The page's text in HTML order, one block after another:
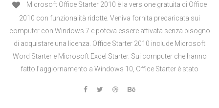
Microsoft Office Starter 2010 è la versione gratuita di Office
2010 con funzionalità ridotte. Veniva fornita precaricata sui
computer con Windows 7 e poteva essere attivata senza bisogno
di acquistare una licenza. Office Starter 2010 include Microsoft
Word Starter e Microsoft Excel Starter. Sui computer che hanno
fatto l'aggiornamento a Windows 10, Office Starter è stato